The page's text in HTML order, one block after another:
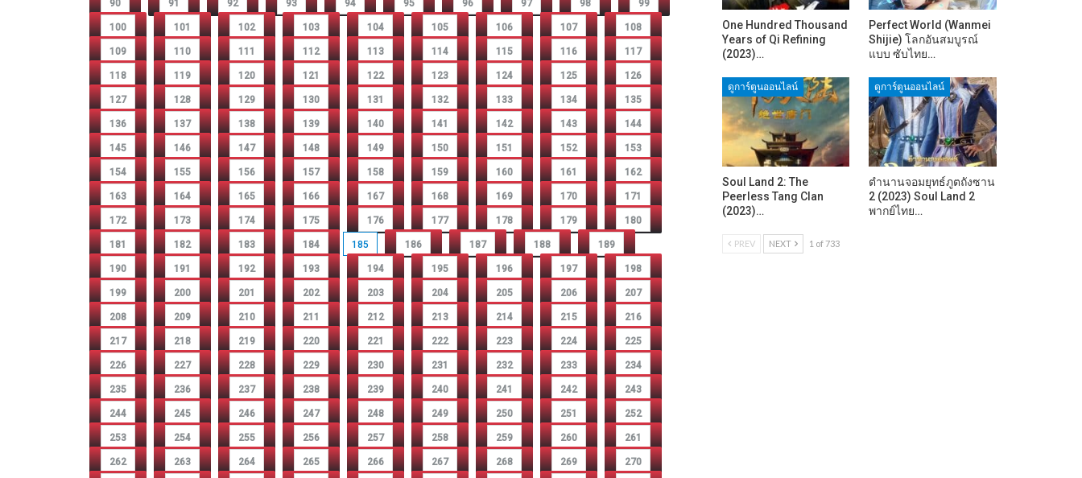
90 91 92 93 94 95 96 97 98 99
100 101 102 103 104 105 106 107 108
109 110 111 112 113 114 115 116 117
118 119 120 121 122 123 124 125 126
127 128 129 130 131 132 133 134 135
136 137 138 139 140 141 142 143 144
145 146 147 148 149 150 151 152 153
154 155 156 157 158 159 160 161 162
163 164 165 166 167 168 169 170 171
172 173 174 175 176 177 178 179 180
181 182 183 184 185 186 187 188 189
190 191 192 193 194 195 196 197 198
199 200 201 202 203 204 205 206 207
208 209 210 211 212 213 214 215 216
217 218 219 220 221 222 223 224 225
226 227 228 229 230 231 232 233 234
235 236 237 238 239 240 241 242 243
244 245 246 247 248 249 250 251 252
253 254 255 256 257 258 259 260 261
262 263 264 265 266 267 268 269 270
One Hundred Thousand
Years of Qi Refining
(2023)…
Perfect World (Wanmei
Shijie) โลกอันสมบูรณ์
แบบ ซับไทย…
ดูการ์ตูนออนไลน์
Soul Land 2: The
Peerless Tang Clan
(2023)…
ดูการ์ตูนออนไลน์
ตำนานจอมยุทธ์ภูตถังซาน
2 (2023) Soul Land 2
พากย์ไทย…
PREV NEXT 1 of 733